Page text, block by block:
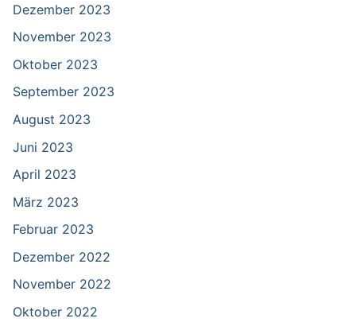
Dezember 2023
November 2023
Oktober 2023
September 2023
August 2023
Juni 2023
April 2023
März 2023
Februar 2023
Dezember 2022
November 2022
Oktober 2022